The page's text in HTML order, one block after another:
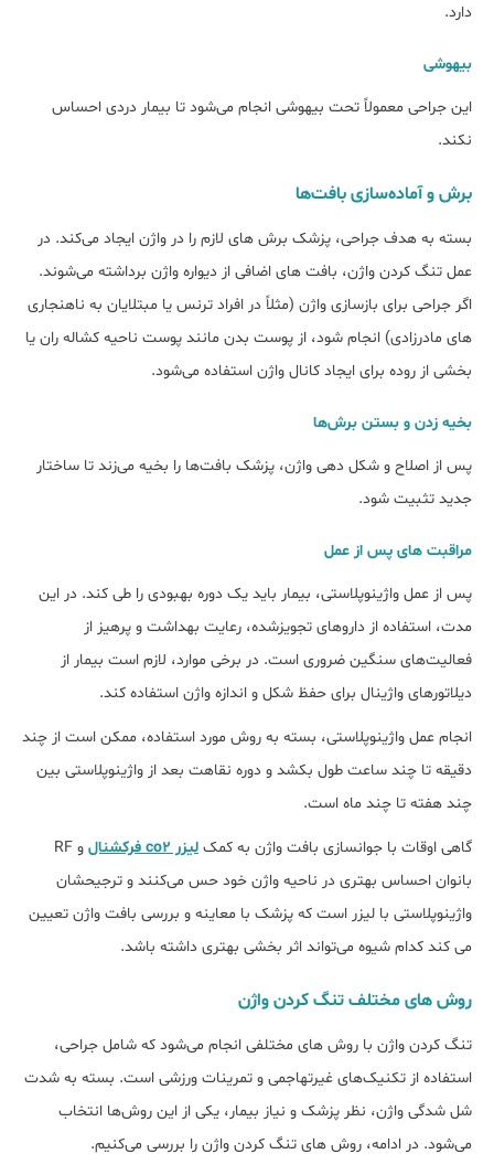
دارد.
بیهوشی
این جراحی معمولاً تحت بیهوشی انجام می‌شود تا بیمار دردی احساس
نکند.
برش و آماده‌سازی بافت‌ها
بسته به هدف جراحی، پزشک برش ‌های لازم را در واژن ایجاد می‌کند. در
عمل تنگ کردن واژن، بافت ‌های اضافی از دیواره واژن برداشته می‌‌شوند.
اگر جراحی برای بازسازی واژن (مثلاً در افراد ترنس یا مبتلایان به ناهنجاری
‌های مادرزادی) انجام شود، از پوست بدن مانند پوست ناحیه کشاله ران یا
بخشی از روده برای ایجاد کانال واژن استفاده می‌شود.
بخیه زدن و بستن برش‌ها
پس از اصلاح و شکل ‌دهی واژن، پزشک بافت‌ها را بخیه می‌زند تا ساختار
جدید تثبیت شود.
مراقبت‌ های پس از عمل
پس از عمل واژینوپلاستی، بیمار باید یک دوره بهبودی را طی کند. در این
مدت، استفاده از داروهای تجویز‌شده، رعایت بهداشت و پرهیز از
فعالیت‌‌های سنگین ضروری است. در برخی موارد، لازم است بیمار از
دیلاتورهای واژینال برای حفظ شکل و اندازه واژن استفاده کند.
انجام عمل واژینوپلاستی، بسته به روش مورد استفاده، ممکن است از چند
دقیقه تا چند ساعت طول بکشد و دوره نقاهت بعد از واژینوپلاستی بین
چند هفته تا چند ماه است.
گاهی اوقات با جوانسازی بافت واژن به کمک لیزر co2 فرکشنال
و RF
بانوان احساس بهتری در ناحیه واژن خود حس می‌کنند و ترجیحشان
واژینوپلاستی با لیزر است که پزشک با معاینه و بررسی بافت واژن تعیین
می کند کدام شیوه می‌تواند اثر بخشی بهتری داشته باشد.
روش های مختلف تنگ کردن واژن
تنگ کردن واژن با روش ‌های مختلفی انجام می‌شود که شامل جراحی،
استفاده از تکنیک‌‌های غیرتهاجمی و تمرینات ورزشی است. بسته به شدت
شل‌ شدگی واژن، نظر پزشک و نیاز بیمار، یکی از این روش‌ها انتخاب
می‌شود. در ادامه، روش‌ های تنگ کردن واژن را بررسی می‌کنیم.